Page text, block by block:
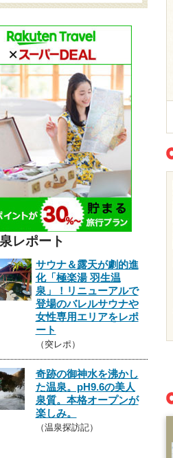
レポート
サウナ＆露天が劇的進
化「極楽湯 羽生温
泉」！リニューアルで
登場のバレルサウナや
女性専用エリアをレポ
ート
（突レポ）
奇跡の御神水を沸かし
た温泉。pH9.6の美人
泉質。本格オープンが
楽しみ。
（温泉探訪記）